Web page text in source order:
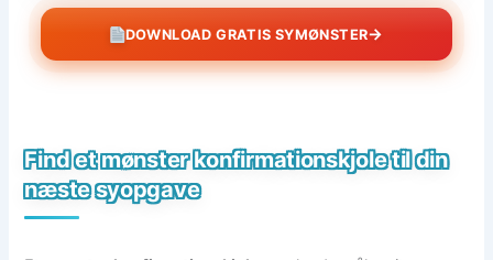
DOWNLOAD GRATIS SYMØNSTER→
Find et mønster konfirmationskjole til din
næste syopgave